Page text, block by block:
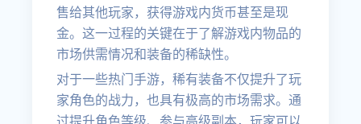
售给其他玩家，获得游戏内货币甚至是现
金。这一过程的关键在于了解游戏内物品的
市场供需情况和装备的稀缺性。
对于一些热门手游，稀有装备不仅提升了玩
家角色的战力，也具有极高的市场需求。通